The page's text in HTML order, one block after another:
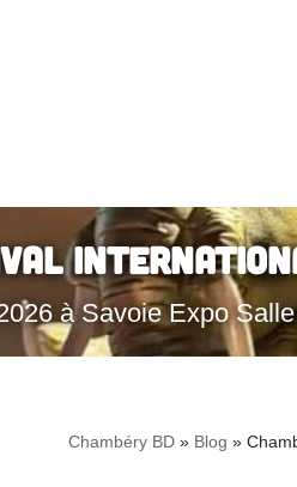
à Savoie Expo
Chambéry BD » Blog »